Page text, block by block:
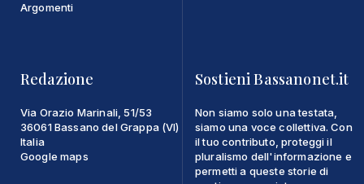
Argomenti
Redazione
Via Orazio Marinali, 51/53
36061 Bassano del Grappa (VI)
Italia
Google maps
Sostieni Bassanonet.it
Non siamo solo una testata,
siamo una voce collettiva. Con
il tuo contributo, proteggi il
pluralismo dell'informazione e
permetti a queste storie di